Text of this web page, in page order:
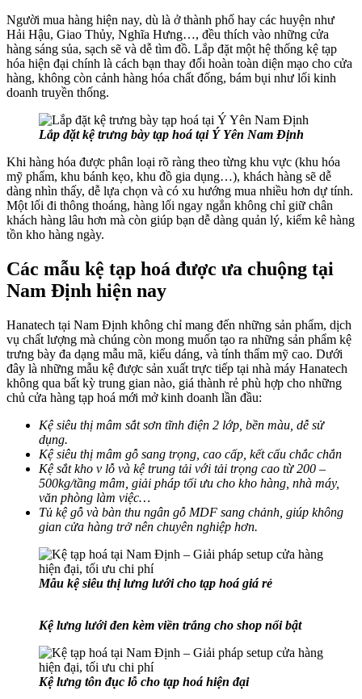
Người mua hàng hiện nay, dù là ở thành phố hay các huyện như
Hải Hậu, Giao Thủy, Nghĩa Hưng…, đều thích vào những cửa
hàng sáng sủa, sạch sẽ và dễ tìm đồ. Lắp đặt một hệ thống kệ tạp
hóa hiện đại chính là cách bạn thay đổi hoàn toàn diện mạo cho cửa
hàng, không còn cảnh hàng hóa chất đống, bám bụi như lối kinh
doanh truyền thống.
Lắp đặt kệ trưng bày tạp hoá tại Ý Yên Nam Định
Khi hàng hóa được phân loại rõ ràng theo từng khu vực (khu hóa
mỹ phẩm, khu bánh kẹo, khu đồ gia dụng…), khách hàng sẽ dễ
dàng nhìn thấy, dễ lựa chọn và có xu hướng mua nhiều hơn dự tính.
Một lối đi thông thoáng, hàng lối ngay ngắn không chỉ giữ chân
khách hàng lâu hơn mà còn giúp bạn dễ dàng quản lý, kiểm kê hàng
tồn kho hàng ngày.
Các mẫu kệ tạp hoá được ưa chuộng tại
Nam Định hiện nay
Hanatech tại Nam Định không chỉ mang đến những sản phẩm, dịch
vụ chất lượng mà chúng còn mong muốn tạo ra những sản phẩm kệ
trưng bày đa dạng mẫu mã, kiểu dáng, và tính thẩm mỹ cao. Dưới
đây là những mẫu kệ được sản xuất trực tiếp tại nhà máy Hanatech
không qua bất kỳ trung gian nào, giá thành rẻ phù hợp cho những
chủ cửa hàng tạp hoá mới mở kinh doanh lần đầu:
Kệ siêu thị mâm sắt sơn tĩnh điện 2 lớp, bền màu, dễ sử
dụng.
Kệ siêu thị mâm gỗ sang trọng, cao cấp, kết cấu chắc chắn
Kệ sắt kho v lỗ và kệ trung tải với tải trọng cao từ 200 –
500kg/tầng mâm, giải pháp tối ưu cho kho hàng, nhà máy,
văn phòng làm việc…
Tủ kệ gỗ và bàn thu ngân gỗ MDF sang chảnh, giúp không
gian cửa hàng trở nên chuyên nghiệp hơn.
Mẫu kệ siêu thị lưng lưới cho tạp hoá giá rẻ
Kệ lưng lưới đen kèm viền trắng cho shop nổi bật
Kệ lưng tôn đục lỗ cho tạp hoá hiện đại